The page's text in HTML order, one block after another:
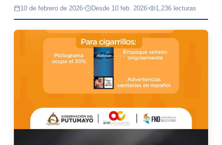
10 de febrero de 2026 Desde 10 feb. 2026 1,236 lecturas